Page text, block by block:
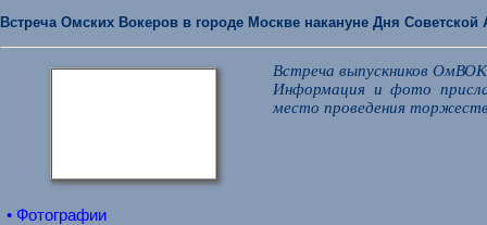
Встреча Омских Вокеров в городе Москве накануне Дня Советской
• Фотографии
Встреча выпускников
Информация и фото
место проведения